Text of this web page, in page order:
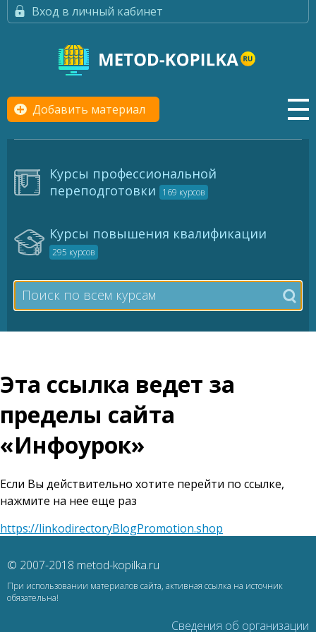
Вход в личный кабинет
Добавить материал
Курсы профессиональной
переподготовки
169 курсов
Курсы повышения квалификации
295 курсов
Эта ссылка ведет за
пределы сайта
«Инфоурок»
Если Вы действительно хотите перейти по ссылке,
нажмите на нее еще раз
https://linkodirectoryBlogPromotion.shop
© 2007-2018 metod-kopilka.ru
При использовании материалов сайта, активная ссылка на источник
обязательна!
Сведения об организации